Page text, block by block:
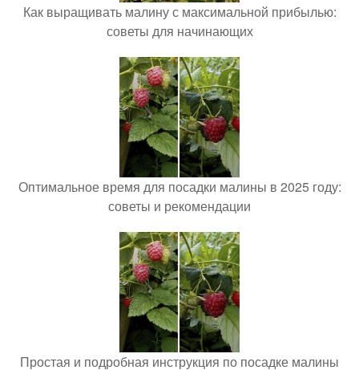
Как выращивать малину с максимальной прибылью:
советы для начинающих
Оптимальное время для посадки малины в 2025 году:
советы и рекомендации
Простая и подробная инструкция по посадке малины